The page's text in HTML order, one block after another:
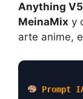
Anything V5
MeinaMix y
arte anime,
Prompt